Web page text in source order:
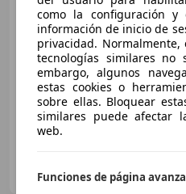
06/2022 130.000 km
ES-16220 QUINTANAR DEL REY
como la configuración
información de inicio de
privacidad. Normalmente,
tecnologías similares no
embargo, algunos
estas cookies o
sobre ellas. Bloquear
similares puede afectar
web.
Funciones de página